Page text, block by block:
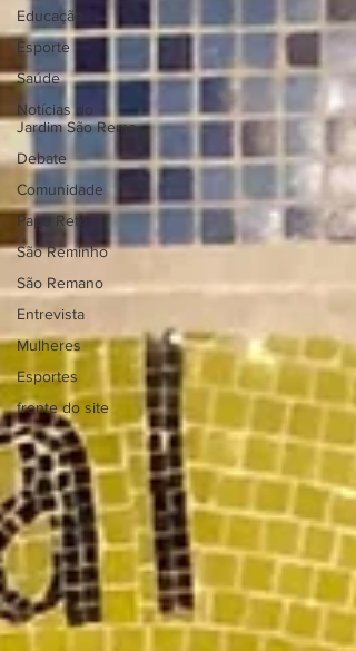
Educação
Esporte
Saúde
Notícias do
Jardim São Remo
Debate
Comunidade
Papo Reto
São Reminho
São Remano
Entrevista
Mulheres
Esportes
frente do site